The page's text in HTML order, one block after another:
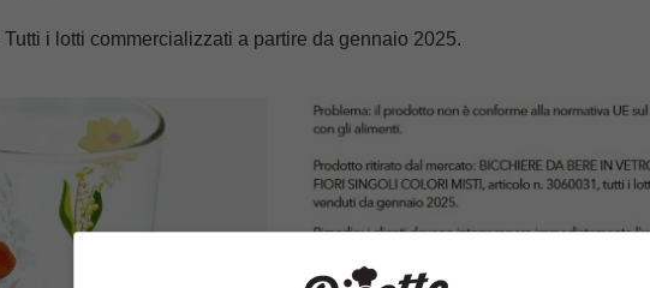
Tutti i lotti commercializzati a partire da gennaio 2025.